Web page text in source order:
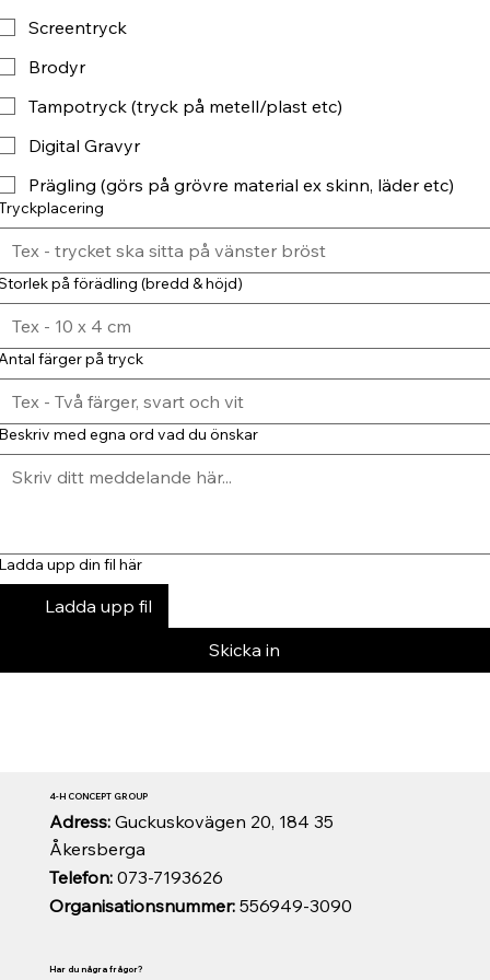
Screentryck
Brodyr
Tampotryck (tryck på metell/plast etc)
Digital Gravyr
Prägling (görs på grövre material ex skinn, läder etc)
på förädling (bredd & höjd)
färger på tryck
med egna ord vad du önskar
upp din fil här
Ladda upp fil
Skicka in
Organisationsnummer:556949-3090
Telefon:073-7193626
Adress: Guckuskovägen 20, 184 35
Åkersberga
4-H CONCEPT GROUP
Har du några frågor?